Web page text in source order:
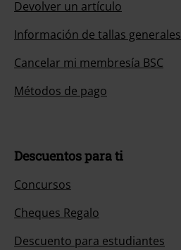
Devolver un artículo
Información de tallas generales
Cancelar mi membresía BSC
Métodos de pago
Descuentos para ti
Concursos
Cheques Regalo
Descuento para estudiantes